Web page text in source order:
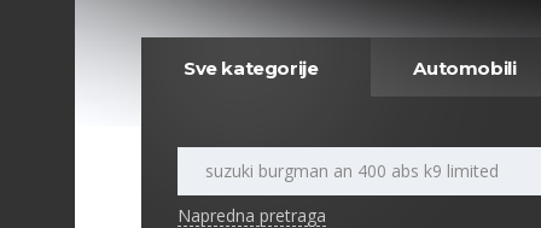
Sve kategorije Automobili
Napredna pretraga